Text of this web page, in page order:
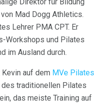
Mad Dogg Athletics.
Lehrer PMA CPT. Er
Workshops und Pilates
im Ausland durch.
auf dem MVe Pilates
des traditionellen Pilates
das meiste Training auf